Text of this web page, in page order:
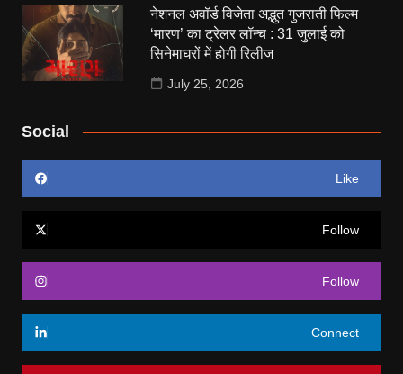
नेशनल अवॉर्ड विजेता अद्भुत गुजराती फिल्म
‘मारण’ का ट्रेलर लॉन्च : 31 जुलाई को
सिनेमाघरों में होगी रिलीज
July 25, 2026
Social
Like
Follow
Follow
Connect